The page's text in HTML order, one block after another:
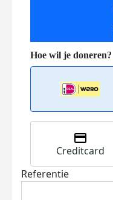
Creditcard
Referentie